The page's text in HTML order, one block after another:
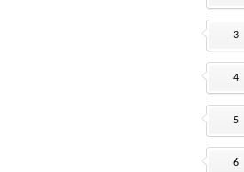
3
4
5
6